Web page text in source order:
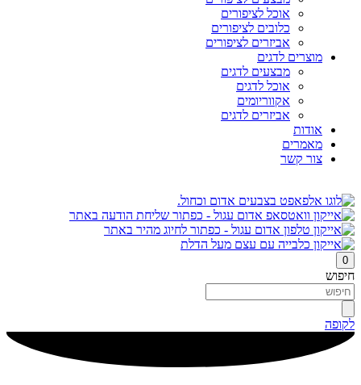
אוכל לציפורים
כלובים לציפורים
אביזרים לציפורים
מוצרים לדגים
מבצעים לדגים
אוכל לדגים
אקווריומים
אביזרים לדגים
אודות
מאמרים
צור קשר
0
חיפוש
לקופה